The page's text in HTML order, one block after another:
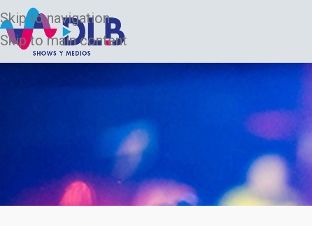
Skip to navigation
Skip to main content